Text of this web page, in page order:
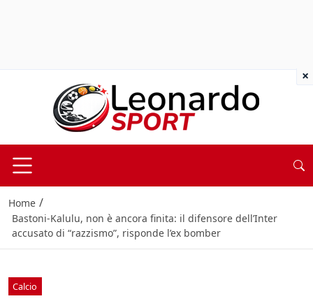
Home /
Bastoni-Kalulu, non è ancora finita: il difensore dell’Inter
accusato di “razzismo”, risponde l’ex bomber
Calcio
×